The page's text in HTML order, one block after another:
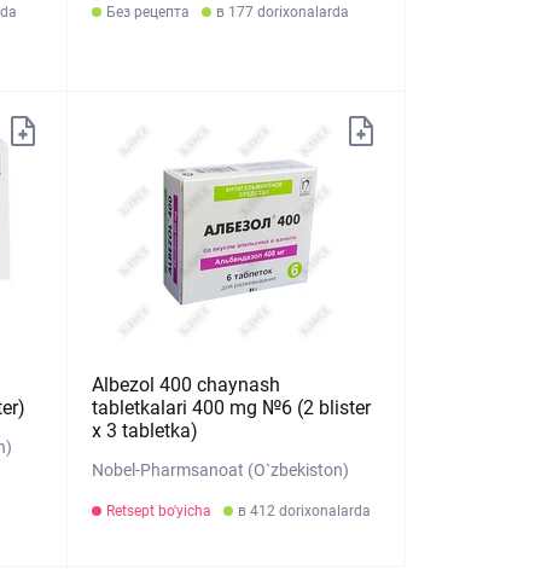
Без рецепта в 177 dorixonalarda
Albezol 400 chaynash
tabletkalari 400 mg №6 (2 blister
х 3 tabletka)
Nobel-Pharmsanoat (O`zbekiston)
Retsept bo'yicha в 412 dorixonalarda